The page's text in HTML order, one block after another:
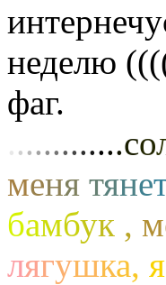
неделю
фаг.
............со
меня тяне
бамбук , м
лягушка, я